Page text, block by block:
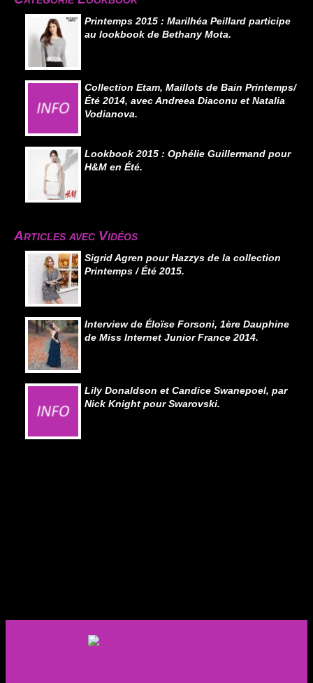
Printemps 2015 : Marilhéa Peillard participe
au lookbook de Bethany Mota.
Collection Etam, Maillots de Bain Printemps/
Été 2014, avec Andreea Diaconu et Natalia
Vodianova.
Lookbook 2015 : Ophélie Guillermand pour
H&M en Été.
Articles avec Vidéos
Sigrid Agren pour Hazzys de la collection
Printemps / Été 2015.
Interview de Éloïse Forsoni, 1ère Dauphine
de Miss Internet Junior France 2014.
Lily Donaldson et Candice Swanepoel, par
Nick Knight pour Swarovski.